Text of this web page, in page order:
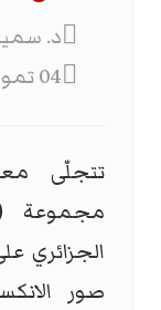
د.
04 تموز/يوليو 2026
تتجلّى
مجموعة
الجزائري
صور